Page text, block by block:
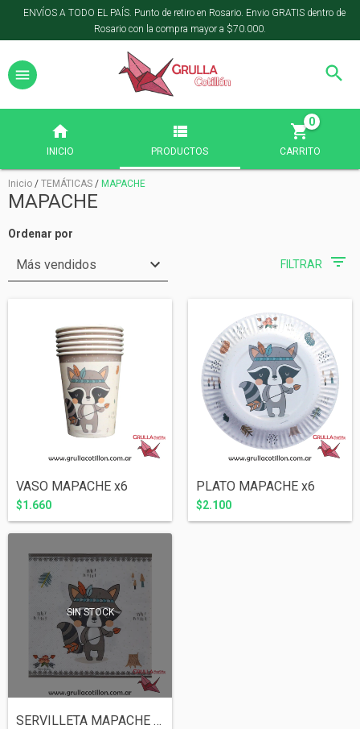
ENVÍOS A TODO EL PAÍS. Punto de retiro en Rosario. Envio GRATIS dentro de
Rosario con la compra mayor a $70.000.
INICIO PRODUCTOS CARRITO
0
Inicio / TEMÁTICAS / MAPACHE
MAPACHE
Ordenar por
FILTRAR
VASO MAPACHE x6
$1.660
PLATO MAPACHE x6
$2.100
SIN STOCK
SERVILLETA MAPACHE x20